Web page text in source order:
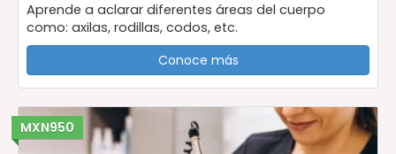
Aprende a aclarar diferentes áreas del cuerpo
como: axilas, rodillas, codos, etc.
Conoce más
MXN950